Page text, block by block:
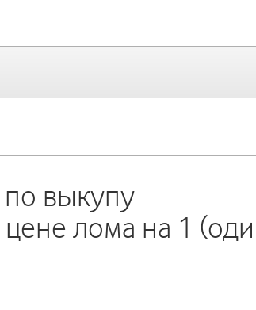
выкупу
лома на 1